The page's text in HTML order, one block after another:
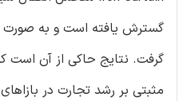
گسترش یافته است و به صورت
گرفت. نتایج حاکی از آن است که
مثبتی بر رشد تجارت در